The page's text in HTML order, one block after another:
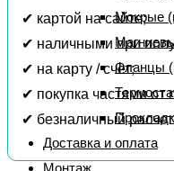
Мокрые
Фланцы
Доставка и оплата
Монтаж
✔ картой на сайте;
✔ наличными при
✔ на карту / счет;
✔ покупка частями от
✔ безналичный